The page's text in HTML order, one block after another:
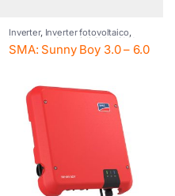
Inverter, Inverter fotovoltaico,
Inverter residenziali SMA SMA
SMA: Sunny Boy 3.0 – 6.0